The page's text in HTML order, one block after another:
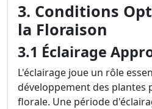
3. Conditions
la Floraison
3.1 Éclairage
L'éclairage joue un rôle
développement des plantes
florale. Une période